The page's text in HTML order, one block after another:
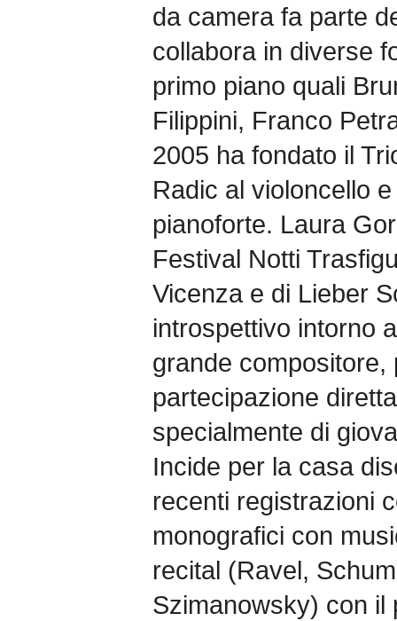
da camera fa parte
collabora in diverse
primo piano quali
Filippini, Franco
2005 ha fondato il
Radic al violoncello
pianoforte. Laura
Festival Notti
Vicenza e di Lieber
introspettivo intorno
grande
partecipazione
specialmente di
Incide per la casa
recenti registrazioni
monografici con
recital (Ravel,
Szimanowsky) con il